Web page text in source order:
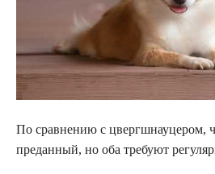
По сравнению с цвергшнауцером,
преданный, но оба требуют